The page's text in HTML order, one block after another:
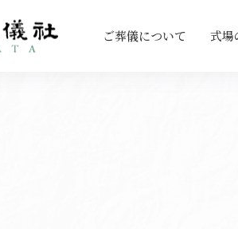
ご葬儀について 式場